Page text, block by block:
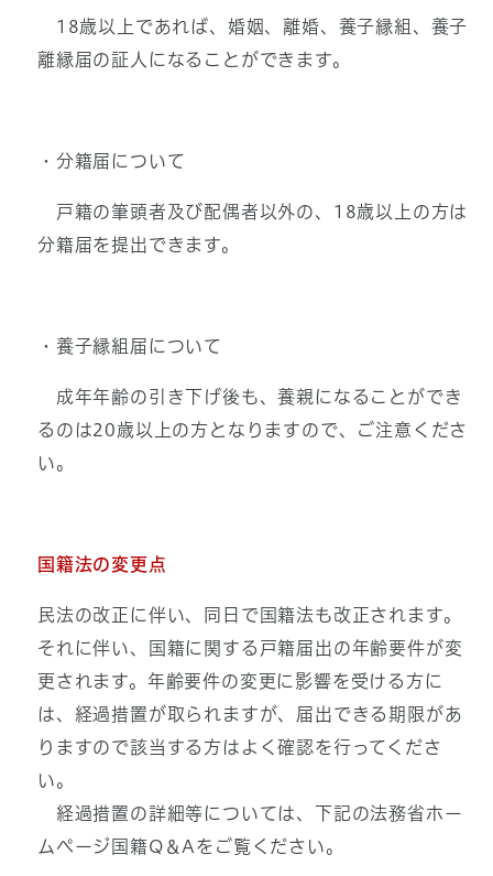
18歳以上であれば、婚姻、離婚、養子縁組、養子
離縁届の証人になることができます。
・分籍届について
戸籍の筆頭者及び配偶者以外の、18歳以上の方は
分籍届を提出できます。
・養子縁組届について
成年年齢の引き下げ後も、養親になることができ
るのは20歳以上の方となりますので、ご注意くださ
い。
国籍法の変更点
民法の改正に伴い、同日で国籍法も改正されます。
それに伴い、国籍に関する戸籍届出の年齢要件が変
更されます。年齢要件の変更に影響を受ける方に
は、経過措置が取られますが、届出できる期限があ
りますので該当する方はよく確認を行ってくださ
い。
経過措置の詳細等については、下記の法務省ホー
ムページ国籍Q＆Aをご覧ください。